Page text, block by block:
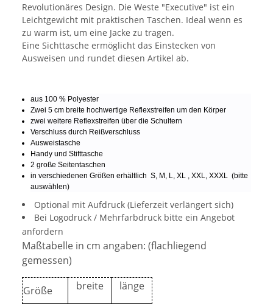
Revolutionäres Design. Die Weste "Executive" ist ein
Leichtgewicht mit praktischen Taschen. Ideal wenn es
zu warm ist, um eine Jacke zu tragen.
Eine Sichttasche ermöglicht das Einstecken von
Ausweisen und rundet diesen Artikel ab.
aus 100 % Polyester
Zwei 5 cm breite hochwertige Reflexstreifen um den Körper
zwei weitere Reflexstreifen über die Schultern
Verschluss durch Reißverschluss
Ausweistasche
Handy und Stifttasche
2 große Seitentaschen
in verschiedenen Größen erhältlich S, M, L, XL , XXL, XXXL (bitte
auswählen)
Optional mit Aufdruck (Lieferzeit verlängert sich)
Bei Logodruck / Mehrfarbdruck bitte ein Angebot
anfordern
Maßtabelle in cm angaben: (flachliegend
gemessen)
Größe breite länge